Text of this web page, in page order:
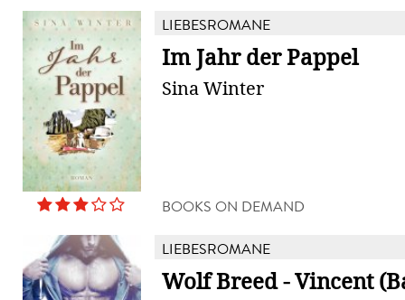
LIEBESROMANE
Im Jahr der Pappel
Sina Winter
BOOKS ON DEMAND
LIEBESROMANE
Wolf Breed - Vincent